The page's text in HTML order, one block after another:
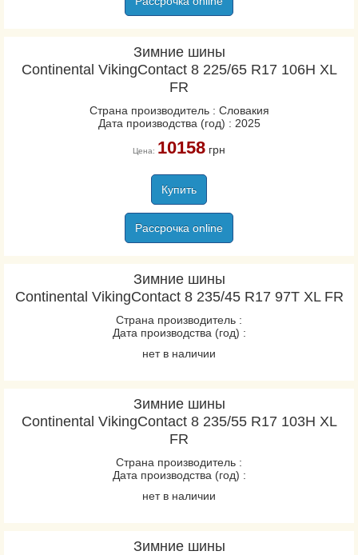
Зимние шины
Continental VikingContact 8 225/65 R17 106H XL
FR
Страна производитель : Словакия
Дата производства (год) : 2025
Цена: 10158грн
Купить
Рассрочка online
Зимние шины
Continental VikingContact 8 235/45 R17 97T XL FR
Страна производитель :
Дата производства (год) :
нет в наличии
Зимние шины
Continental VikingContact 8 235/55 R17 103H XL
FR
Страна производитель :
Дата производства (год) :
нет в наличии
Зимние шины